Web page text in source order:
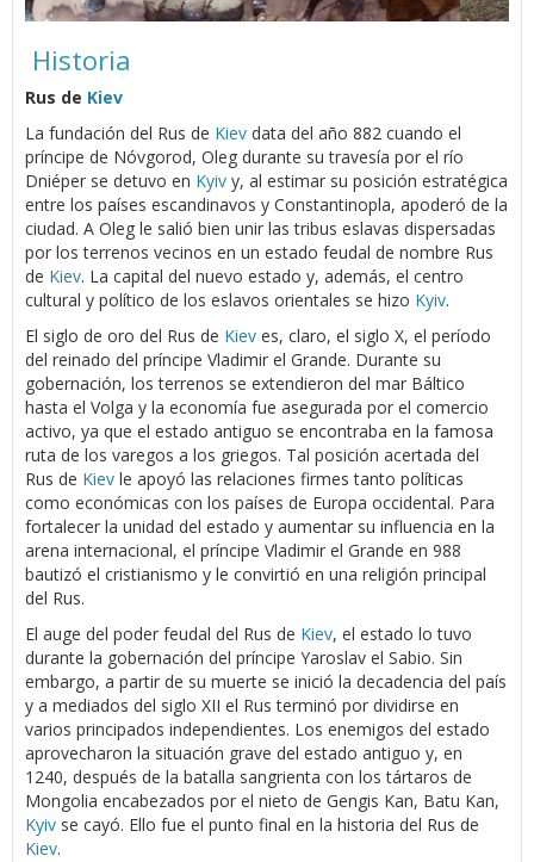
Historia
Rus de Kiev
La fundación del Rus de Kiev data del año 882 cuando el
príncipe de Nóvgorod, Oleg durante su travesía por el río
Dniéper se detuvo en Kyiv y, al estimar su posición estratégica
entre los países escandinavos y Constantinopla, apoderó de la
ciudad. A Oleg le salió bien unir las tribus eslavas dispersadas
por los terrenos vecinos en un estado feudal de nombre Rus
de Kiev. La capital del nuevo estado y, además, el centro
cultural y político de los eslavos orientales se hizo Kyiv.
El siglo de oro del Rus de Kiev es, claro, el siglo X, el período
del reinado del príncipe Vladimir el Grande. Durante su
gobernación, los terrenos se extendieron del mar Báltico
hasta el Volga y la economía fue asegurada por el comercio
activo, ya que el estado antiguo se encontraba en la famosa
ruta de los varegos a los griegos. Tal posición acertada del
Rus de Kiev le apoyó las relaciones firmes tanto políticas
como económicas con los países de Europa occidental. Para
fortalecer la unidad del estado y aumentar su influencia en la
arena internacional, el príncipe Vladimir el Grande en 988
bautizó el cristianismo y le convirtió en una religión principal
del Rus.
El auge del poder feudal del Rus de Kiev, el estado lo tuvo
durante la gobernación del príncipe Yaroslav el Sabio. Sin
embargo, a partir de su muerte se inició la decadencia del país
y a mediados del siglo XII el Rus terminó por dividirse en
varios principados independientes. Los enemigos del estado
aprovecharon la situación grave del estado antiguo y, en
1240, después de la batalla sangrienta con los tártaros de
Mongolia encabezados por el nieto de Gengis Kan, Batu Kan,
Kyiv se cayó. Ello fue el punto final en la historia del Rus de
Kiev.